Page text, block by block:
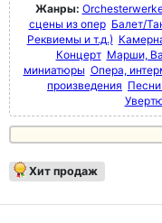
Жанры:
сцены из опер Балет/
Реквиемы и т.д.)
Концерт Марши,
миниатюры Опера,
произведения
Хит продаж